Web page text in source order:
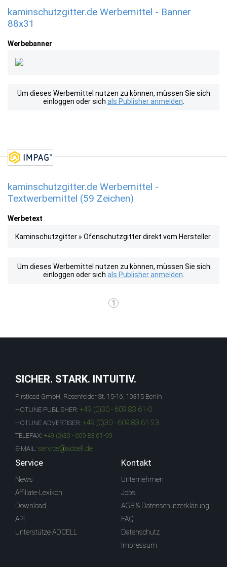
kaminschutzgitter.de Werbemittel - Banner
88x31
Werbebanner
Um dieses Werbemittel nutzen zu können, müssen Sie sich
einloggen oder sich als Publisher anmelden
kaminschutzgitter.de Werbemittel -
Textwerbemittel (59 Zeichen)
Werbetext
Kaminschutzgitter » Ofenschutzgitter direkt vom Hersteller
Um dieses Werbemittel nutzen zu können, müssen Sie sich
einloggen oder sich als Publisher anmelden
1
SICHER. STARK. INTUITIV.
Firstlead GmbH, Rosenfelder St. 15-16, 10315 Berlin
HOTLINE PUBLISHER: +49 (0)30 - 609 83 61-0
HOTLINE ADVERTISER: +49 (0)30 - 609 83 61-23
TELEFAX: +49 (0)30 - 609 83 61-99
E-MAIL: service@adcell.de
Service
News
Affiliate-Lexikon
Download
API
Unterstütze ADCELL
Kontakt
Unternehmen
Jobs
AGB & Datenschutzerklärung
FAQ
Datenschutz
Impressum